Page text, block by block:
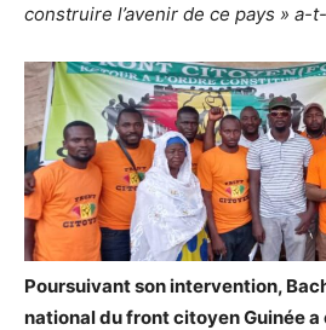
construire l’avenir de ce pays » a-
Poursuivant son intervention,
national du front citoyen Guinée a